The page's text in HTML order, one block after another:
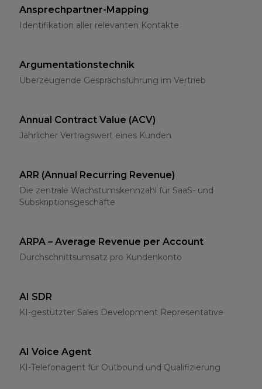
Ansprechpartner-Mapping
Identifikation aller relevanten Kontakte
Argumentationstechnik
Überzeugende Gesprächsführung im Vertrieb
Annual Contract Value (ACV)
Jährlicher Vertragswert eines Kunden
ARR (Annual Recurring Revenue)
Die zentrale Wachstumskennzahl für SaaS- und
Subskriptionsgeschäfte
ARPA – Average Revenue per Account
Durchschnittsumsatz pro Kundenkonto
AI SDR
KI-gestützter Sales Development Representative
AI Voice Agent
KI-Telefonagent für Outbound und Qualifizierung